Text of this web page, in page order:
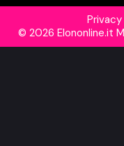
© 2026 Elononline.it